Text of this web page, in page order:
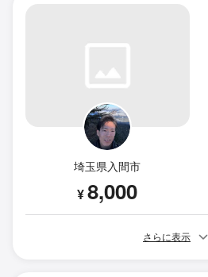
埼玉県入間市
¥8,000
さらに表示